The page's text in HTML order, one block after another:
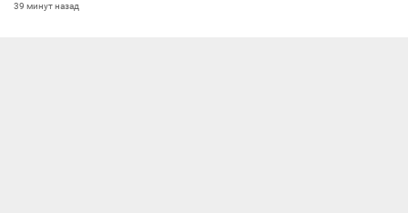
39 минут назад